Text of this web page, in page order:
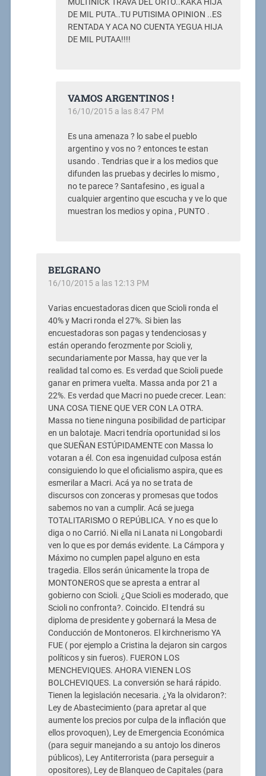
MULTINICK TRAVA DEL ORTO..KAKA HIJA
DE MIL PUTA..TU PUTISIMA OPINION ..ES
RENTADA Y ACA NO CUENTA YEGUA HIJA
DE MIL PUTAA!!!!
VAMOS ARGENTINOS !
16/10/2015 a las 8:47 PM
Es una amenaza ? lo sabe el pueblo
argentino y vos no ? entonces te estan
usando . Tendrias que ir a los medios que
difunden las pruebas y decirles lo mismo ,
no te parece ? Santafesino , es igual a
cualquier argentino que escucha y ve lo que
muestran los medios y opina , PUNTO .
BELGRANO
16/10/2015 a las 12:13 PM
Varias encuestadoras dicen que Scioli ronda el
40% y Macri ronda el 27%. Si bien las
encuestadoras son pagas y tendenciosas y
están operando ferozmente por Scioli y,
secundariamente por Massa, hay que ver la
realidad tal como es. Es verdad que Scioli puede
ganar en primera vuelta. Massa anda por 21 a
22%. Es verdad que Macri no puede crecer. Lean:
UNA COSA TIENE QUE VER CON LA OTRA.
Massa no tiene ninguna posibilidad de participar
en un balotaje. Macri tendría oportunidad si los
que SUEÑAN ESTÚPIDAMENTE con Massa lo
votaran a él. Con esa ingenuidad culposa están
consiguiendo lo que el oficialismo aspira, que es
esmerilar a Macri. Acá ya no se trata de
discursos con zonceras y promesas que todos
sabemos no van a cumplir. Acá se juega
TOTALITARISMO O REPÚBLICA. Y no es que lo
diga o no Carrió. Ni ella ni Lanata ni Longobardi
ven lo que es por demás evidente. La Cámpora y
Máximo no cumplen papel alguno en esta
tragedia. Ellos serán únicamente la tropa de
MONTONEROS que se apresta a entrar al
gobierno con Scioli. ¿Que Scioli es moderado, que
Scioli no confronta?. Coincido. El tendrá su
diploma de presidente y gobernará la Mesa de
Conducción de Montoneros. El kirchnerismo YA
FUE ( por ejemplo a Cristina la dejaron sin cargos
políticos y sin fueros). FUERON LOS
MENCHEVIQUES. AHORA VIENEN LOS
BOLCHEVIQUES. La conversión se hará rápido.
Tienen la legislación necesaria. ¿Ya la olvidaron?:
Ley de Abastecimiento (para apretar al que
aumente los precios por culpa de la inflación que
ellos provoquen), Ley de Emergencia Económica
(para seguir manejando a su antojo los dineros
públicos), Ley Antiterrorista (para perseguir a
opositores), Ley de Blanqueo de Capitales (para